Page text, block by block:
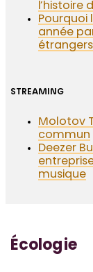
l’histoire
Pourquoi
année
étrangers
STREAMING
Molotov
commun
Deezer
musique
Écologie